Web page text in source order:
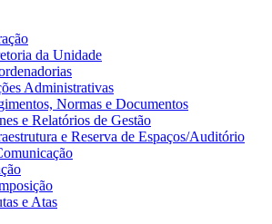
da Unidade
Administrativas
Normas e Documentos
e Relatórios de Gestão
e Reserva de Espaços/Auditório
e Atas